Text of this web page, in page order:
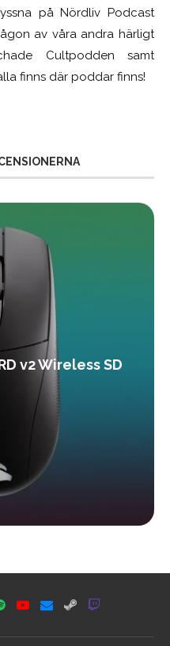
på Nördliv Podcast
av våra andra härligt
Cultpodden samt
finns där poddar finns!
v2 Wireless SD